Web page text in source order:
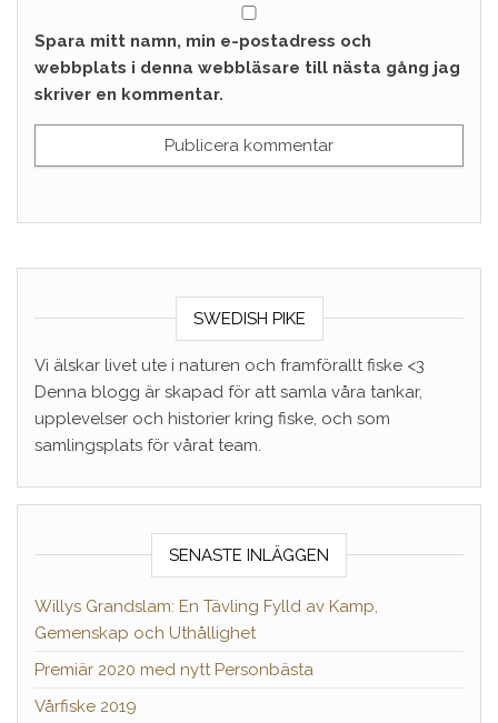
Spara mitt namn, min e-postadress och
webbplats i denna webbläsare till nästa gång jag
skriver en kommentar.
SWEDISH PIKE
Vi älskar livet ute i naturen och framförallt fiske <3
Denna blogg är skapad för att samla våra tankar,
upplevelser och historier kring fiske, och som
samlingsplats för vårat team.
SENASTE INLÄGGEN
Willys Grandslam: En Tävling Fylld av Kamp,
Gemenskap och Uthållighet
Premiär 2020 med nytt Personbästa
Vårfiske 2019